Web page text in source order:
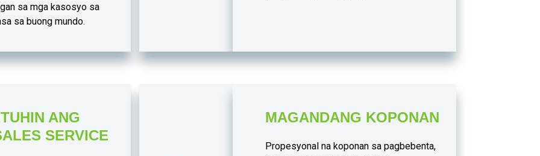
sa mga kasosyo sa
sa buong mundo.
ANG
SERVICE
MAGANDANG KOPONAN
Propesyonal na koponan sa pagbebenta,